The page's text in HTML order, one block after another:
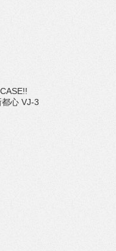
心 VJ-3